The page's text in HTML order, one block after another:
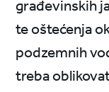
građevinskih
te oštećenja
podzemnih
treba